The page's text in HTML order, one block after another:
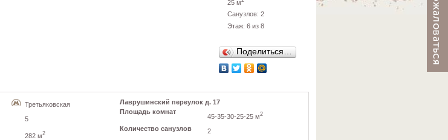
25 м
Санузлов: 2
Этаж: 6 из 8
Поделиться…
Третьяковская
5
282 м2
Лаврушинский переулок д. 17
Площадь комнат
45-35-30-25-25 м2
Количество санузлов 2